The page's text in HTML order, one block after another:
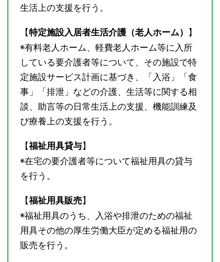
生活上の支援を行う。
【特定施設入居者生活介護（老人ホーム） 】
◉有料老人ホーム、軽費老人ホーム等に入所
している要介護者等について、その施設で特
定施設サービス計画に基づき、「入浴」「食
事」「排泄」などの介護、生活等に関する相
談、助言等の日常生活上の支援、機能訓練及
び療養上の支援を行う。
【福祉用具貸与】
◉在宅の要介護者等について福祉用具の貸与
を行う。
【福祉用具販売】
◉福祉用具のうち、入浴や排泄のための福祉
用具その他の厚生労働大臣が定める福祉用の
販売を行う。